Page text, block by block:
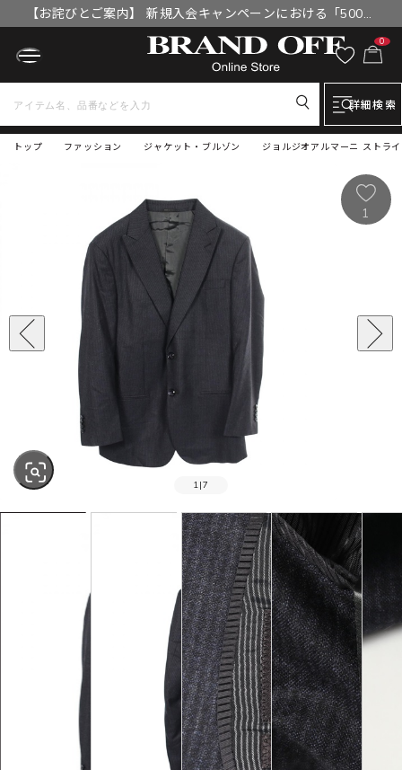
【お詫びとご案内】 新規入会キャンペーンにおける「500円
OFFクーポン」付与漏れと補填について
0
詳細検索
トップ ジョルジオアルマーニ ストラ
ファッション ジャケット・ブルゾン
SOLD OUT
1 |7
1